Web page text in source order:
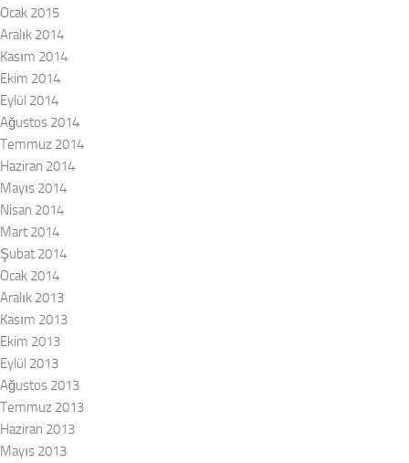
Ocak 2015
Aralık 2014
Kasım 2014
Ekim 2014
Eylül 2014
Ağustos 2014
Temmuz 2014
Haziran 2014
Mayıs 2014
Nisan 2014
Mart 2014
Şubat 2014
Ocak 2014
Aralık 2013
Kasım 2013
Ekim 2013
Eylül 2013
Ağustos 2013
Temmuz 2013
Haziran 2013
Mayıs 2013